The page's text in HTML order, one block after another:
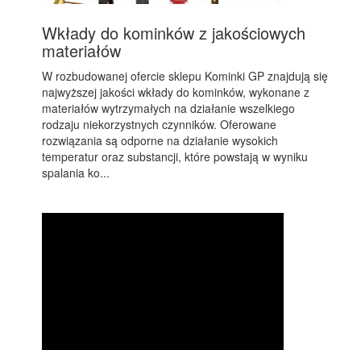
Wkłady do kominków z jakościowych
materiałów
W rozbudowanej ofercie sklepu Kominki GP znajdują się
najwyższej jakości wkłady do kominków, wykonane z
materiałów wytrzymałych na działanie wszelkiego
rodzaju niekorzystnych czynników. Oferowane
rozwiązania są odporne na działanie wysokich
temperatur oraz substancji, które powstają w wyniku
spalania ko...